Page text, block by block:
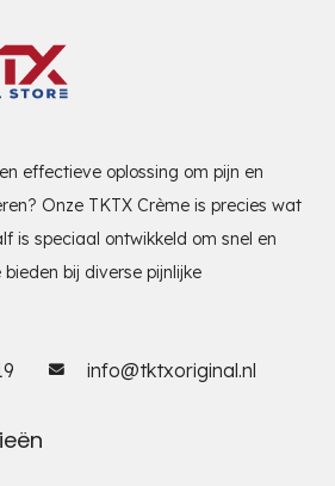
effectieve oplossing om pijn en
Onze TKTX Crème is precies wat
is speciaal ontwikkeld om snel en
bij diverse pijnlijke
info@tktxoriginal.nl